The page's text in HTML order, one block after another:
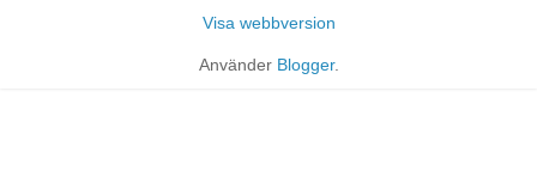
Visa webbversion
Använder Blogger.